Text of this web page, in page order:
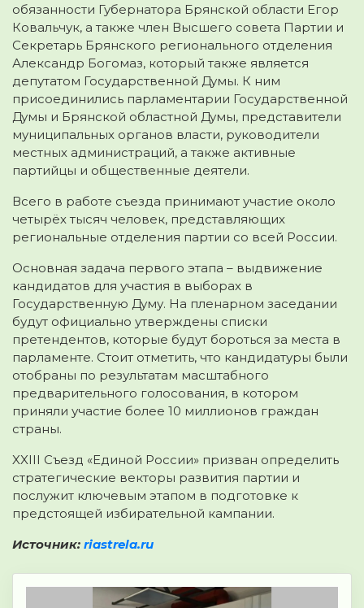
обязанности Губернатора Брянской области Егор
Ковальчук, а также член Высшего совета Партии и
Секретарь Брянского регионального отделения
Александр Богомаз, который также является
депутатом Государственной Думы. К ним
присоединились парламентарии Государственной
Думы и Брянской областной Думы, представители
муниципальных органов власти, руководители
местных администраций, а также активные
партийцы и общественные деятели.
Всего в работе съезда принимают участие около
четырёх тысяч человек, представляющих
региональные отделения партии со всей России.
Основная задача первого этапа – выдвижение
кандидатов для участия в выборах в
Государственную Думу. На пленарном заседании
будут официально утверждены списки
претендентов, которые будут бороться за места в
парламенте. Стоит отметить, что кандидатуры были
отобраны по результатам масштабного
предварительного голосования, в котором
приняли участие более 10 миллионов граждан
страны.
XXIII Съезд «Единой России» призван определить
стратегические векторы развития партии и
послужит ключевым этапом в подготовке к
предстоящей избирательной кампании.
Источник: riastrela.ru